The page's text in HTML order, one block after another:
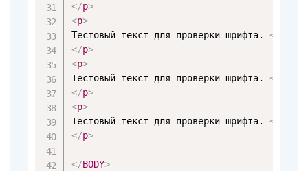
</p>
<p>
Тестовый текст для проверки шрифта. <
</p>
<p>
Тестовый текст для проверки шрифта. <
</p>
<p>
Тестовый текст для проверки шрифта. <
</p>
</BODY>